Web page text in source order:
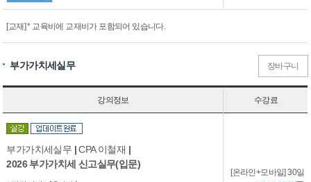
[교재] * 교육비에 교재비가 포함되어 있습니다.
부가가치세실무 장바구니
강의정보 수강료
부가가치세실무 |CPA 이철재 |
2026 부가가치세 신고실무(입문)
[온라인+모바일] 30일